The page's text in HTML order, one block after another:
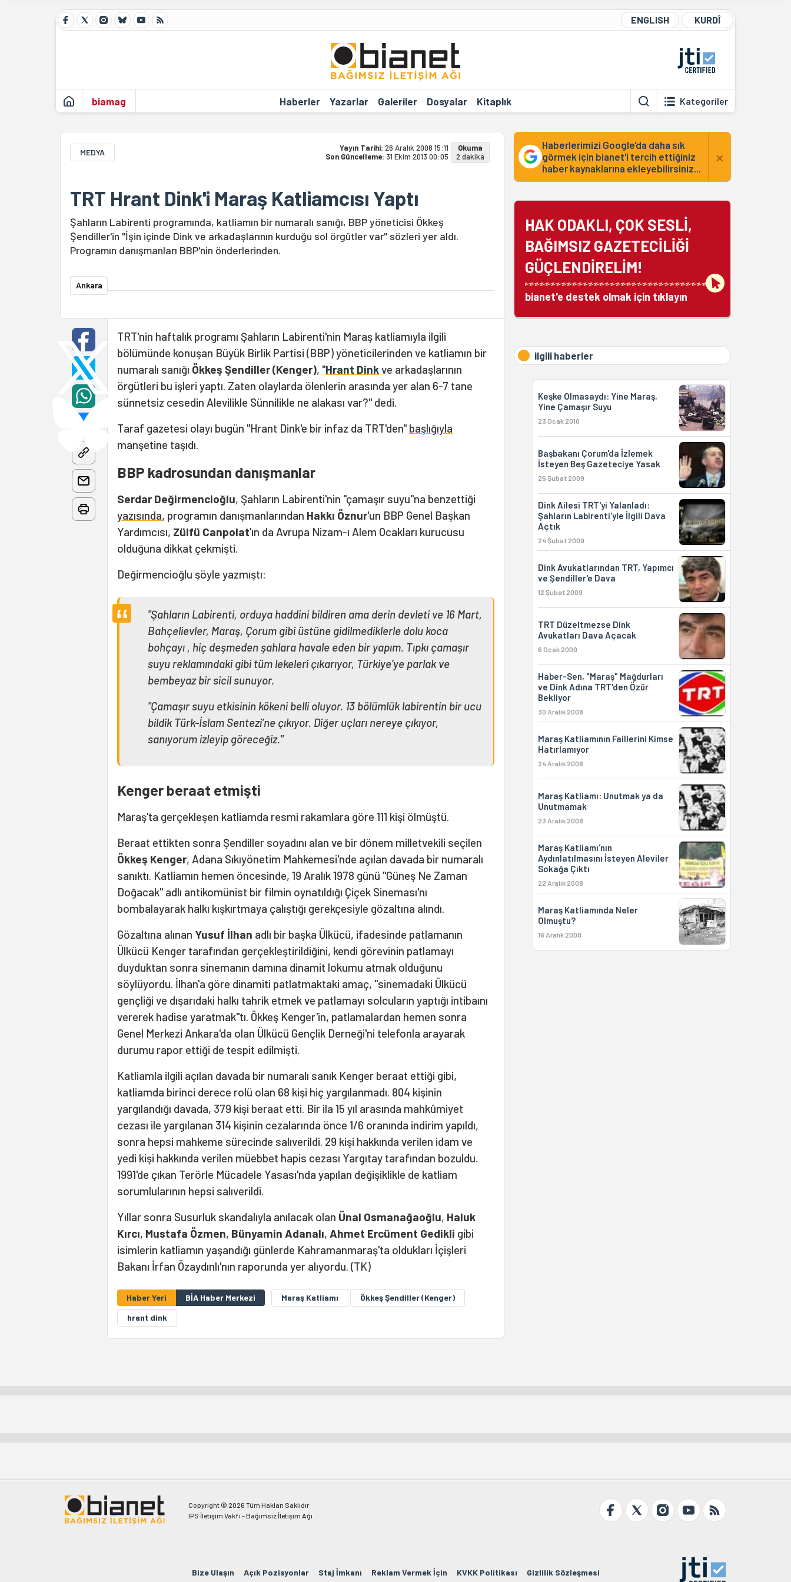
ENGLISH KURDÎ
biamag Haberler Yazarlar Galeriler Dosyalar Kitaplık Kategoriler
MEDYA Yayın Tarihi: 26 Aralık 2008 15:11
Son Güncelleme: 31 Ekim 2013 00:05
Okuma
2 dakika
TRT Hrant Dink'i Maraş Katliamcısı Yaptı
Şahların Labirenti programında, katliamın bir numaralı sanığı, BBP yöneticisi Ökkeş
Şendiller'in "İşin içinde Dink ve arkadaşlarının kurduğu sol örgütler var" sözleri yer aldı.
Programın danışmanları BBP'nin önderlerinden.
Ankara
TRT'nin haftalık programı Şahların Labirenti'nin Maraş katliamıyla ilgili
bölümünde konuşan Büyük Birlik Partisi (BBP) yöneticilerinden ve katliamın bir
numaralı sanığı Ökkeş Şendiller (Kenger), "Hrant Dinkve arkadaşlarının
örgütleri bu işleri yaptı. Zaten olaylarda ölenlerin arasında yer alan 6-7 tane
sünnetsiz cesedin Alevilikle Sünnilikle ne alakası var?" dedi.
Taraf gazetesi olayı bugün "Hrant Dink'e bir infaz da TRT'den" başlığıyla
manşetine taşıdı.
BBP kadrosundan danışmanlar
Serdar Değirmencioğlu, Şahların Labirenti'nin "çamaşır suyu"na benzettiği
yazısında, programın danışmanlarından Hakkı Öznur'un BBP Genel Başkan
Yardımcısı, Zülfü Canpolat'ın da Avrupa Nizam-ı Alem Ocakları kurucusu
olduğuna dikkat çekmişti.
Değirmencioğlu şöyle yazmıştı:
"Şahların Labirenti, orduya haddini bildiren ama derin devleti ve 16 Mart,
Bahçelievler, Maraş, Çorum gibi üstüne gidilmediklerle dolu koca
bohçayı , hiç deşmeden şahlara havale eden bir yapım. Tıpkı çamaşır
suyu reklamındaki gibi tüm lekeleri çıkarıyor, Türkiye’ye parlak ve
bembeyaz bir sicil sunuyor.
"Çamaşır suyu etkisinin kökeni belli oluyor. 13 bölümlük labirentin bir ucu
bildik Türk-İslam Sentezi’ne çıkıyor. Diğer uçları nereye çıkıyor,
sanıyorum izleyip göreceğiz."
Kenger beraat etmişti
Maraş'ta gerçekleşen katliamda resmi rakamlara göre 111 kişi ölmüştü.
Beraat ettikten sonra Şendiller soyadını alan ve bir dönem milletvekili seçilen
Ökkeş Kenger, Adana Sıkıyönetim Mahkemesi'nde açılan davada bir numaralı
sanıktı. Katliamın hemen öncesinde, 19 Aralık 1978 günü "Güneş Ne Zaman
Doğacak" adlı antikomünist bir filmin oynatıldığı Çiçek Sineması'nı
bombalayarak halkı kışkırtmaya çalıştığı gerekçesiyle gözaltına alındı.
Gözaltına alınan Yusuf İlhan adlı bir başka Ülkücü, ifadesinde patlamanın
Ülkücü Kenger tarafından gerçekleştirildiğini, kendi görevinin patlamayı
duyduktan sonra sinemanın damına dinamit lokumu atmak olduğunu
söylüyordu. İlhan'a göre dinamiti patlatmaktaki amaç, "sinemadaki Ülkücü
gençliği ve dışarıdaki halkı tahrik etmek ve patlamayı solcuların yaptığı intibaını
vererek hadise yaratmak"tı. Ökkeş Kenger'in, patlamalardan hemen sonra
Genel Merkezi Ankara'da olan Ülkücü Gençlik Derneği'ni telefonla arayarak
durumu rapor ettiği de tespit edilmişti.
Katliamla ilgili açılan davada bir numaralı sanık Kenger beraat ettiği gibi,
katliamda birinci derece rolü olan 68 kişi hiç yargılanmadı. 804 kişinin
yargılandığı davada, 379 kişi beraat etti. Bir ila 15 yıl arasında mahkûmiyet
cezası ile yargılanan 314 kişinin cezalarında önce 1/6 oranında indirim yapıldı,
sonra hepsi mahkeme sürecinde salıverildi. 29 kişi hakkında verilen idam ve
yedi kişi hakkında verilen müebbet hapis cezası Yargıtay tarafından bozuldu.
1991'de çıkan Terörle Mücadele Yasası'nda yapılan değişiklikle de katliam
sorumlularının hepsi salıverildi.
Yıllar sonra Susurluk skandalıyla anılacak olan Ünal Osmanağaoğlu, Haluk
Kırcı, Mustafa Özmen, Bünyamin Adanalı, Ahmet Ercüment Gedikli gibi
isimlerin katliamın yaşandığı günlerde Kahramanmaraş'ta oldukları İçişleri
Bakanı İrfan Özaydınlı'nın raporunda yer alıyordu. (TK)
Haber Yeri BİA Haber Merkezi Maraş Katliamı
Ökkeş Şendiller (Kenger)
hrant dink
Haberlerimizi Google'da daha sık
görmek için bianet'i tercih ettiğiniz
haber kaynaklarına ekleyebilirsiniz...
×
HAK ODAKLI, ÇOK SESLİ,
BAĞIMSIZ GAZETECİLİĞİ
GÜÇLENDİRELİM!
bianet'e destek olmak için tıklayın
ilgili haberler
Keşke Olmasaydı: Yine Maraş,
Yine Çamaşır Suyu
23 Ocak 2010
Başbakanı Çorum'da İzlemek
İsteyen Beş Gazeteciye Yasak
25 Şubat 2009
Dink Ailesi TRT'yi Yalanladı:
Şahların Labirenti'yle İlgili Dava
Açtık
24 Şubat 2009
Dink Avukatlarından TRT, Yapımcı
ve Şendiller'e Dava
12 Şubat 2009
TRT Düzeltmezse Dink
Avukatları Dava Açacak
6 Ocak 2009
Haber-Sen, "Maraş" Mağdurları
ve Dink Adına TRT'den Özür
Bekliyor
30 Aralık 2008
Maraş Katliamının Faillerini Kimse
Hatırlamıyor
24 Aralık 2008
Maraş Katliamı: Unutmak ya da
Unutmamak
23 Aralık 2008
Maraş Katliamı'nın
Aydınlatılmasını İsteyen Aleviler
Sokağa Çıktı
22 Aralık 2008
Maraş Katliamında Neler
Olmuştu?
16 Aralık 2008
Copyright © 2026 Tüm Hakları Saklıdır
IPS İletişim Vakfı - Bağımsız İletişim Ağı
Bize Ulaşın Açık Pozisyonlar Staj İmkanı Reklam Vermek İçin KVKK Politikası Gizlilik Sözleşmesi